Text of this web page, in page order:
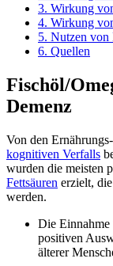
3. Wirkung
4. Wirkung
5. Nutzen von
6. Quellen
Fischöl/
Demenz
Von den
kognitiven Verfalls
wurden die meisten
Fettsäuren erzielt,
werden.
Die Einnahme
positiven
älterer